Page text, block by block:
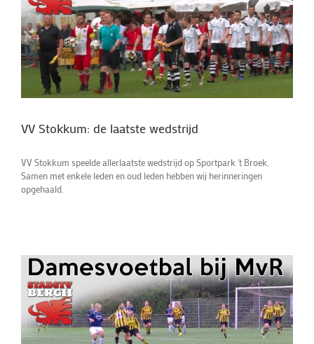
VV Stokkum: de laatste wedstrijd
VV Stokkum speelde allerlaatste wedstrijd op Sportpark 't Broek.
Samen met enkele leden en oud leden hebben wij herinneringen
opgehaald.